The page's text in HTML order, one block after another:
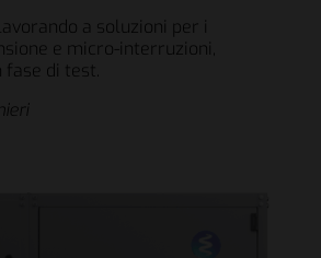
a soluzioni per i
e micro-interruzioni,
di test.